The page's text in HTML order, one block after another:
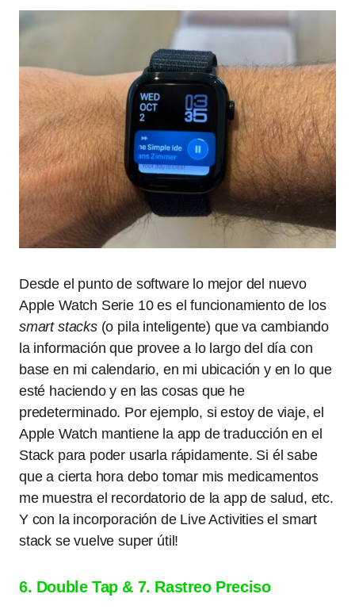
Desde el punto de software lo mejor del nuevo
Apple Watch Serie 10 es el funcionamiento de los
smart stacks(o pila inteligente) que va cambiando
la información que provee a lo largo del día con
base en mi calendario, en mi ubicación y en lo que
esté haciendo y en las cosas que he
predeterminado. Por ejemplo, si estoy de viaje, el
Apple Watch mantiene la app de traducción en el
Stack para poder usarla rápidamente. Si él sabe
que a cierta hora debo tomar mis medicamentos
me muestra el recordatorio de la app de salud, etc.
Y con la incorporación de Live Activities el smart
stack se vuelve super útil!
6. Double Tap & 7. Rastreo Preciso